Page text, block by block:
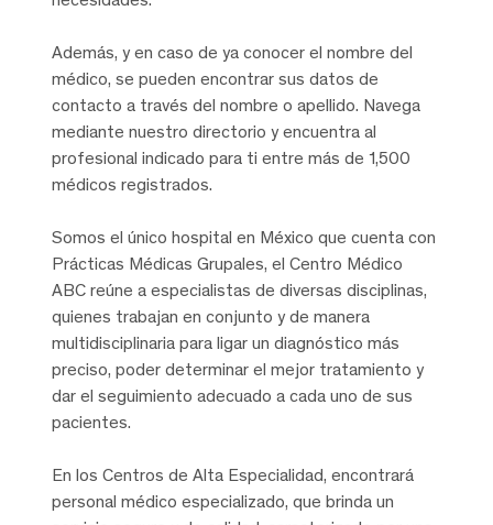
Además, y en caso de ya conocer el nombre del
médico, se pueden encontrar sus datos de
contacto a través del nombre o apellido. Navega
mediante nuestro directorio y encuentra al
profesional indicado para ti entre más de 1,500
médicos registrados.
Somos el único hospital en México que cuenta con
Prácticas Médicas Grupales, el Centro Médico
ABC reúne a especialistas de diversas disciplinas,
quienes trabajan en conjunto y de manera
multidisciplinaria para ligar un diagnóstico más
preciso, poder determinar el mejor tratamiento y
dar el seguimiento adecuado a cada uno de sus
pacientes.
En los Centros de Alta Especialidad, encontrará
personal médico especializado, que brinda un